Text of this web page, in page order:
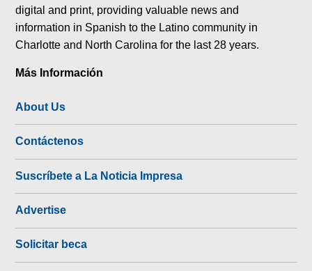
digital and print, providing valuable news and
information in Spanish to the Latino community in
Charlotte and North Carolina for the last 28 years.
Más Información
About Us
Contáctenos
Suscríbete a La Noticia Impresa
Advertise
Solicitar beca